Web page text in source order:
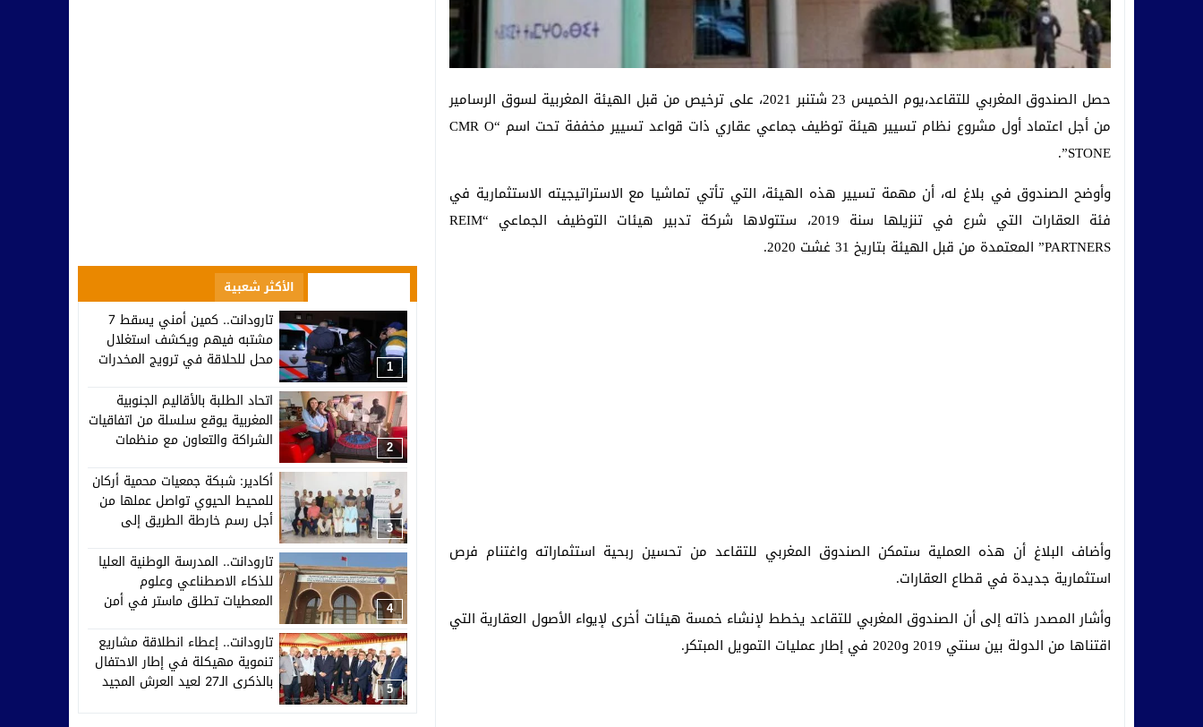
حصل الصندوق المغربي للتقاعد،يوم الخميس 23 شتنبر 2021، على ترخيص من قبل الهيئة المغربية لسوق الرسامير
من أجل اعتماد أول مشروع نظام تسيير هيئة توظيف جماعي عقاري ذات قواعد تسيير مخففة تحت اسم “CMR O
STONE”.
وأوضح الصندوق في بلاغ له، أن مهمة تسيير هذه الهيئة، التي تأتي تماشيا مع الاستراتيجيته الاستثمارية في
فئة العقارات التي شرع في تنزيلها سنة 2019، ستتولاها شركة تدبير هيئات التوظيف الجماعي “REIM
PARTNERS” المعتمدة من قبل الهيئة بتاريخ 31 غشت 2020.
وأضاف البلاغ أن هذه العملية ستمكن الصندوق المغربي للتقاعد من تحسين ربحية استثماراته واغتنام فرص
استثمارية جديدة في قطاع العقارات.
وأشار المصدر ذاته إلى أن الصندوق المغربي للتقاعد يخطط لإنشاء خمسة هيئات أخرى لإيواء الأصول العقارية التي
اقتناها من الدولة بين سنتي 2019 و2020 في إطار عمليات التمويل المبتكر.
الأكثر شعبية
1
تارودانت.. كمين أمني يسقط 7
مشتبه فيهم ويكشف استغلال
محل للحلاقة في ترويج المخدرات
2
اتحاد الطلبة بالأقاليم الجنوبية
المغربية يوقع سلسلة من اتفاقيات
الشراكة والتعاون مع منظمات
3
أكادير: شبكة جمعيات محمية أركان
للمحيط الحيوي تواصل عملها من
أجل رسم خارطة الطريق إلى
4
تارودانت.. المدرسة الوطنية العليا
للذكاء الاصطناعي وعلوم
المعطيات تطلق ماستر في أمن
5
تارودانت.. إعطاء انطلاقة مشاريع
تنموية مهيكلة في إطار الاحتفال
بالذكرى الـ27 لعيد العرش المجيد